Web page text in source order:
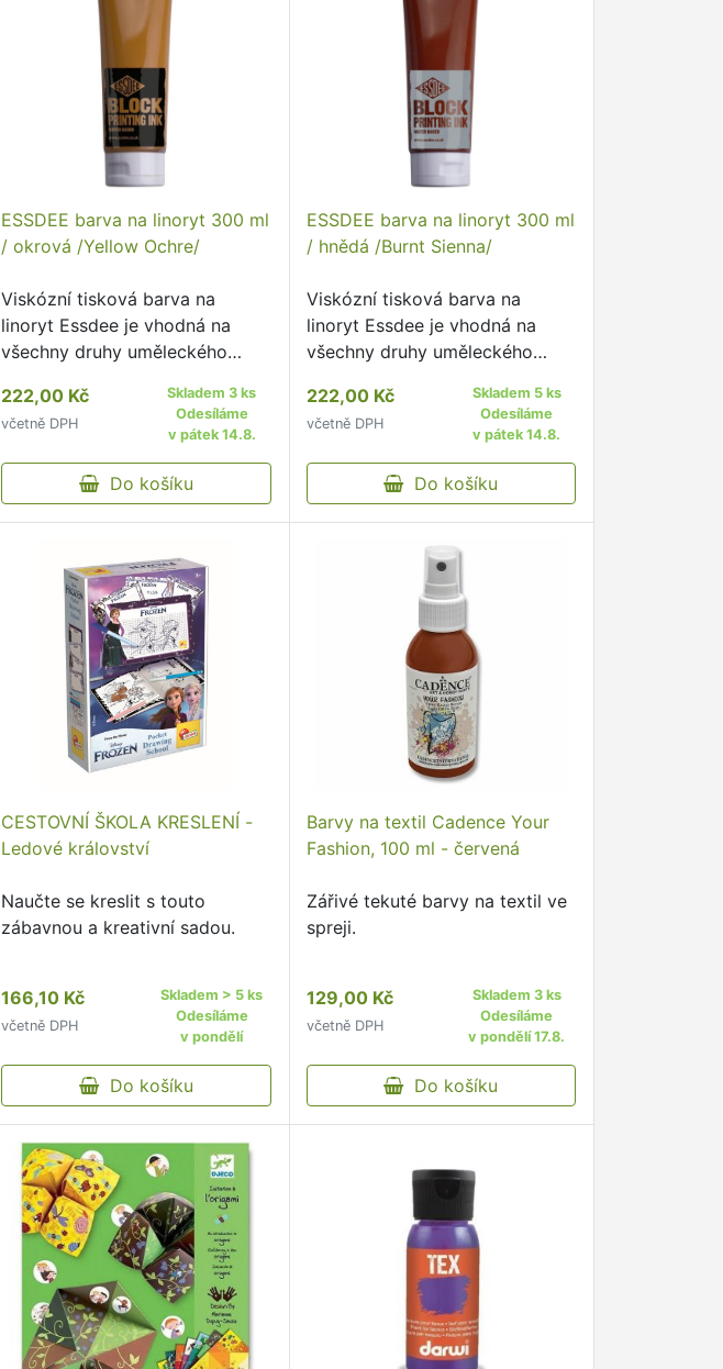
ESSDEE barva na linoryt 300 ml
/ okrová /Yellow Ochre/
Viskózní tisková barva na
linoryt Essdee je vhodná na
všechny druhy uměleckého
222,00 Kč
včetně DPH
Skladem 3 ks
Odesíláme
v pátek 14.8.
Do košíku
ESSDEE barva na linoryt 300 ml
/ hnědá /Burnt Sienna/
Viskózní tisková barva na
linoryt Essdee je vhodná na
všechny druhy uměleckého
222,00 Kč
včetně DPH
Skladem 5 ks
Odesíláme
v pátek 14.8.
Do košíku
CESTOVNÍ ŠKOLA KRESLENÍ -
Ledové království
Naučte se kreslit s touto
zábavnou a kreativní sadou.
166,10 Kč
včetně DPH
Skladem > 5 ks
Odesíláme
v pondělí
Do košíku
Barvy na textil Cadence Your
Fashion, 100 ml - červená
Zářivé tekuté barvy na textil ve
spreji.
129,00 Kč
včetně DPH
Skladem 3 ks
Odesíláme
v pondělí 17.8.
Do košíku